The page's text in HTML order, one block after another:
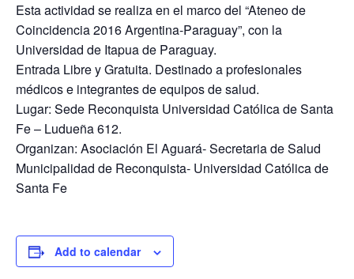
Esta actividad se realiza en el marco del “Ateneo de
Coincidencia 2016 Argentina-Paraguay”, con la
Universidad de Itapua de Paraguay.
Entrada Libre y Gratuita. Destinado a profesionales
médicos e integrantes de equipos de salud.
Lugar: Sede Reconquista Universidad Católica de Santa
Fe – Ludueña 612.
Organizan: Asociación El Aguará- Secretaria de Salud
Municipalidad de Reconquista- Universidad Católica de
Santa Fe
Add to calendar